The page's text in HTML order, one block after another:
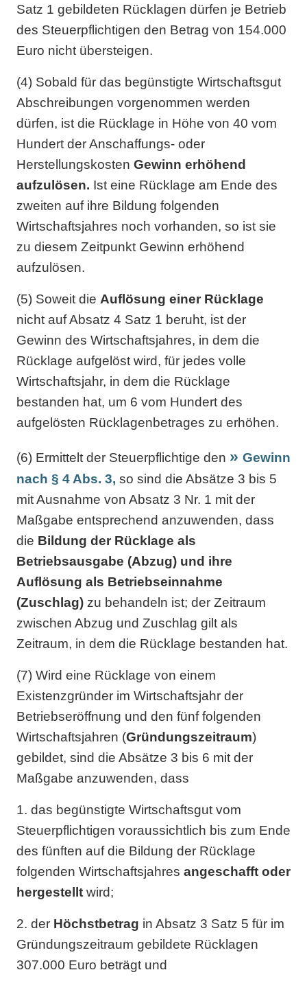
Satz 1 gebildeten Rücklagen dürfen je Betrieb
des Steuerpflichtigen den Betrag von 154.000
Euro nicht übersteigen.
(4) Sobald für das begünstigte Wirtschaftsgut
Abschreibungen vorgenommen werden
dürfen, ist die Rücklage in Höhe von 40 vom
Hundert der Anschaffungs- oder
Herstellungskosten Gewinn erhöhend
aufzulösen. Ist eine Rücklage am Ende des
zweiten auf ihre Bildung folgenden
Wirtschaftsjahres noch vorhanden, so ist sie
zu diesem Zeitpunkt Gewinn erhöhend
aufzulösen.
(5) Soweit die Auflösung einer Rücklage
nicht auf Absatz 4 Satz 1 beruht, ist der
Gewinn des Wirtschaftsjahres, in dem die
Rücklage aufgelöst wird, für jedes volle
Wirtschaftsjahr, in dem die Rücklage
bestanden hat, um 6 vom Hundert des
aufgelösten Rücklagenbetrages zu erhöhen.
(6) Ermittelt der Steuerpflichtige den
Gewinn
nach § 4 Abs. 3, so sind die Absätze 3 bis 5
mit Ausnahme von Absatz 3 Nr. 1 mit der
Maßgabe entsprechend anzuwenden, dass
die Bildung der Rücklage als
Betriebsausgabe (Abzug) und ihre
Auflösung als Betriebseinnahme
(Zuschlag) zu behandeln ist; der Zeitraum
zwischen Abzug und Zuschlag gilt als
Zeitraum, in dem die Rücklage bestanden hat.
(7) Wird eine Rücklage von einem
Existenzgründer im Wirtschaftsjahr der
Betriebseröffnung und den fünf folgenden
Wirtschaftsjahren (Gründungszeitraum)
gebildet, sind die Absätze 3 bis 6 mit der
Maßgabe anzuwenden, dass
1. das begünstigte Wirtschaftsgut vom
Steuerpflichtigen voraussichtlich bis zum Ende
des fünften auf die Bildung der Rücklage
folgenden Wirtschaftsjahres angeschafft oder
hergestellt wird;
2. der Höchstbetrag in Absatz 3 Satz 5 für im
Gründungszeitraum gebildete Rücklagen
307.000 Euro beträgt und